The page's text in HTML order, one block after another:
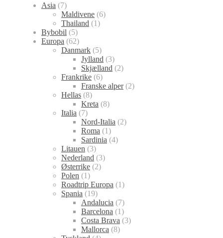
Asia (7)
Maldivene (6)
Thailand (1)
Bybobil (5)
Europa (62)
Danmark (5)
Jylland (3)
Skjælland (2)
Frankrike (6)
Franske alper(2)
Hellas (8)
Kreta (8)
Italia (7)
Nord-Italia (2)
Roma (1)
Sardinia (4)
Litauen (3)
Nederland (3)
Østerrike (2)
Polen (1)
Roadtrip Europa (1)
Spania (19)
Andalucia (7)
Barcelona (1)
Costa Brava (3)
Mallorca (8)